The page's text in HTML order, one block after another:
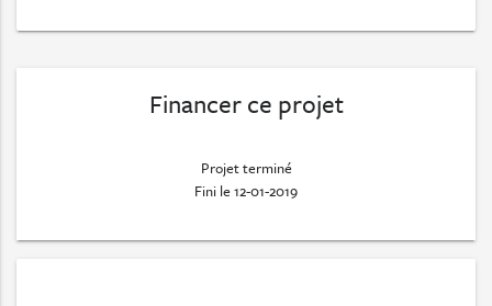
Financer ce projet
Projet terminé
Fini le 12-01-2019